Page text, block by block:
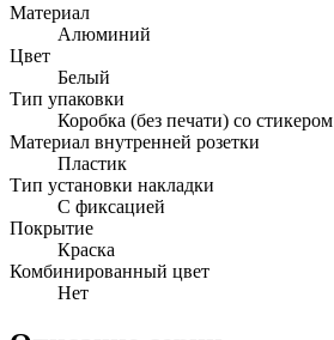
Материал
Алюминий
Цвет
Белый
Тип упаковки
Коробка (без печати) со стикером
Материал внутренней розетки
Пластик
Тип установки накладки
С фиксацией
Покрытие
Краска
Комбинированный цвет
Нет